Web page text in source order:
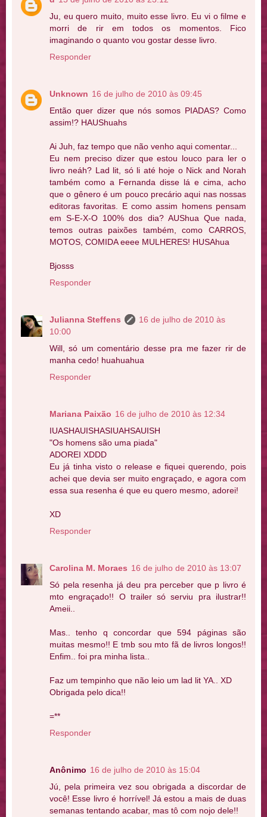
Ju, eu quero muito, muito esse livro. Eu vi o filme e
morri de rir em todos os momentos. Fico
imaginando o quanto vou gostar desse livro.
Responder
Unknown 16 de julho de 2010 às 09:45
Então quer dizer que nós somos PIADAS? Como
assim!? HAUShuahs
Ai Juh, faz tempo que não venho aqui comentar...
Eu nem preciso dizer que estou louco para ler o
livro neáh? Lad lit, só li até hoje o Nick and Norah
também como a Fernanda disse lá e cima, acho
que o gênero é um pouco precário aqui nas nossas
editoras favoritas. E como assim homens pensam
em S-E-X-O 100% dos dia? AUShua Que nada,
temos outras paixões também, como CARROS,
MOTOS, COMIDA eeee MULHERES! HUSAhua
Bjosss
Responder
Julianna Steffens
16 de julho de 2010 às
10:00
Will, só um comentário desse pra me fazer rir de
manha cedo! huahuahua
Responder
Mariana Paixão 16 de julho de 2010 às 12:34
IUASHAUISHASIUAHSAUISH
"Os homens são uma piada"
ADOREI XDDD
Eu já tinha visto o release e fiquei querendo, pois
achei que devia ser muito engraçado, e agora com
essa sua resenha é que eu quero mesmo, adorei!
XD
Responder
Carolina M. Moraes 16 de julho de 2010 às 13:07
Só pela resenha já deu pra perceber que p livro é
mto engraçado!! O trailer só serviu pra ilustrar!!
Ameii..
Mas.. tenho q concordar que 594 páginas são
muitas mesmo!! E tmb sou mto fã de livros longos!!
Enfim.. foi pra minha lista..
Faz um tempinho que não leio um lad lit YA.. XD
Obrigada pelo dica!!
=**
Responder
Anônimo 16 de julho de 2010 às 15:04
Jú, pela primeira vez sou obrigada a discordar de
você! Esse livro é horrível! Já estou a mais de duas
semanas tentando acabar, mas tô com nojo dele!!